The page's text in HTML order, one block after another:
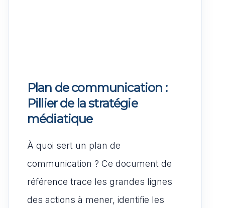
Plan de communication :
Pillier de la stratégie
médiatique
À quoi sert un plan de
communication ? Ce document de
référence trace les grandes lignes
des actions à mener, identifie les